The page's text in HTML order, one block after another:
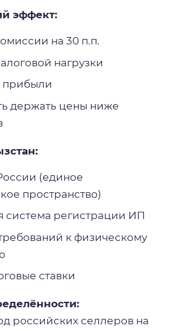
эффект:
на 30 п.п.
нагрузки
прибыли
держать цены ниже
(единое
пространство)
система регистрации ИП
к физическому
ставки
российских селлеров на